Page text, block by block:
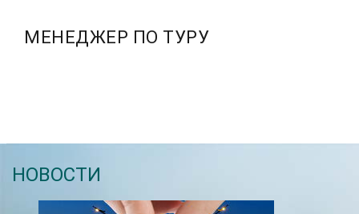
МЕНЕДЖЕР ПО ТУРУ
НОВОСТИ